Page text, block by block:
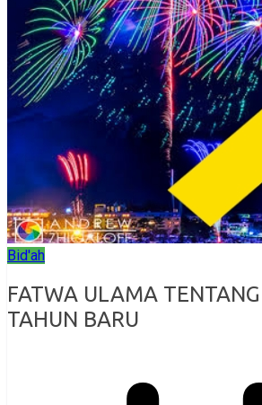
Bid'ah
FATWA ULAMA
TAHUN BARU